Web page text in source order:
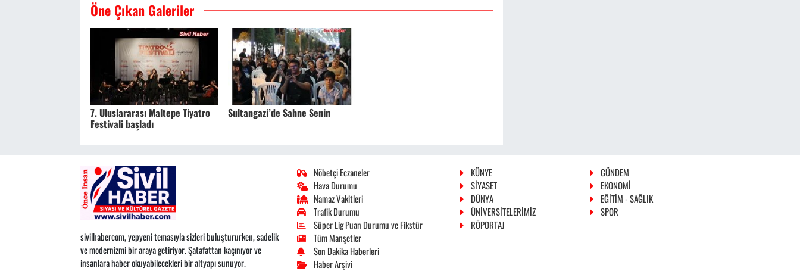
Öne Çıkan Galeriler
7. Uluslararası Maltepe Tiyatro
Festivali başladı
Sultangazi’de Sahne Senin
sivilhabercom, yepyeni temasıyla sizleri buluştururken, sadelik
ve modernizmi bir araya getiriyor. Şatafattan kaçınıyor ve
insanlara haber okuyabilecekleri bir altyapı sunuyor.
Nöbetçi Eczaneler
Hava Durumu
Namaz Vakitleri
Trafik Durumu
Süper Lig Puan Durumu ve Fikstür
Tüm Manşetler
Son Dakika Haberleri
Haber Arşivi
KÜNYE
GÜNDEM
SİYASET
EKONOMİ
DÜNYA
EĞİTİM - SAĞLIK
ÜNİVERSİTELERİMİZ
SPOR
RÖPORTAJ